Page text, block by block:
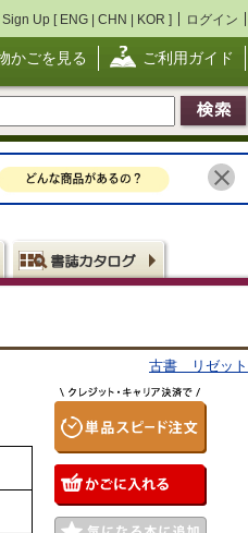
Sign Up [ ENG | CHN | KOR ] ログイン
かごを見る ご利用ガイド
古書 リゼット